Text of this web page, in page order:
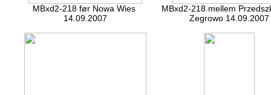
MBxd2-218 før Nowa Wies
14.09.2007
MBxd2-218 mellem
Zegrowo 14.09.2007